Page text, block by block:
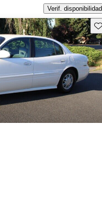
Verif. disponibilidad